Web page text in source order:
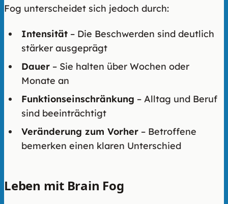
Fog unterscheidet sich jedoch durch:
Intensität – Die Beschwerden sind deutlich
stärker ausgeprägt
Dauer – Sie halten über Wochen oder
Monate an
Funktionseinschränkung – Alltag und Beruf
sind beeinträchtigt
Veränderung zum Vorher – Betroffene
bemerken einen klaren Unterschied
Leben mit Brain Fog